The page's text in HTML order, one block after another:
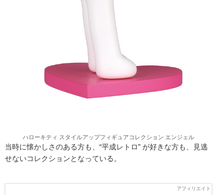
ハローキティ スタイルアップフィギュアコレクション エンジェル
当時に懐かしさのある方も、“平成レトロ” が好きな方も、見逃
せないコレクションとなっている。